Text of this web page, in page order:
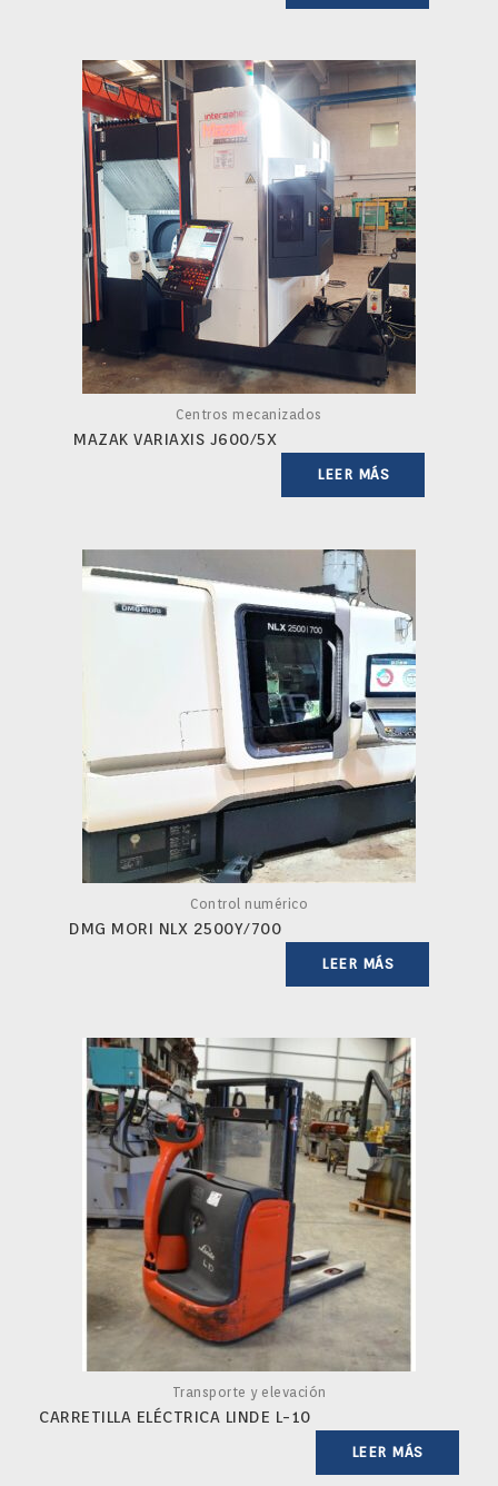
Centros mecanizados
MAZAK VARIAXIS J600/5X
LEER MÁS
Control numérico
DMG MORI NLX 2500Y/700
LEER MÁS
Transporte y elevación
CARRETILLA ELÉCTRICA LINDE L-10
LEER MÁS